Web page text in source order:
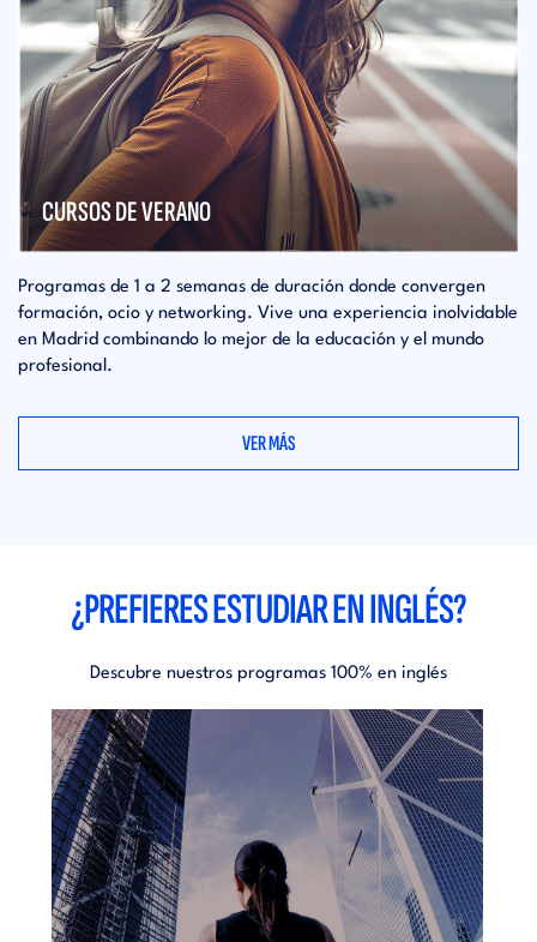
CURSOS DE VERANO
Programas de 1 a 2 semanas de duración donde convergen
formación, ocio y networking. Vive una experiencia inolvidable
en Madrid combinando lo mejor de la educación y el mundo
profesional.
VER MÁS
¿PREFIERES ESTUDIAR EN INGLÉS?
Descubre nuestros programas 100% en inglés